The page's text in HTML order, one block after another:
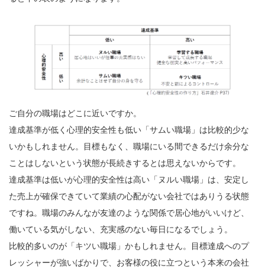
ご自分の職場はどこに近いですか。
達成基準が低く心理的安全性も低い「サムい職場」は比較的少な
いかもしれません。目標もなく、職場にいる間できるだけ余分な
ことはしないという状態が長続きするとは思えないからです。
達成基準は低いが心理的安全性は高い「ヌルい職場」は、安定し
た売上が確保できていて業績の心配がない会社ではありうる状態
ですね。職場のみんなが友達のような関係で居心地がいいけど、
働いている気がしない、充実感のない毎日になるでしょう。
比較的多いのが「キツい職場」かもしれません。目標達成へのプ
レッシャーが強いばかりで、お客様の役に立つという本来の会社